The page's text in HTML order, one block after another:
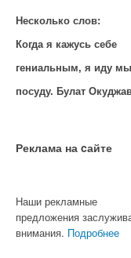
Несколько слов:
Когда я кажусь себе
гениальным, я иду
посуду. Булат
Реклама на cайте
Наши рекламные
предложения
внимания. Подробнее